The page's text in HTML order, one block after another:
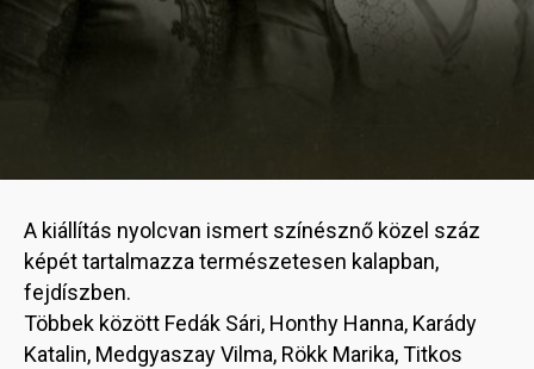
A kiállítás nyolcvan ismert színésznő közel száz
képét tartalmazza természetesen kalapban,
fejdíszben.
Többek között Fedák Sári, Honthy Hanna, Karády
Katalin, Medgyaszay Vilma, Rökk Marika, Titkos